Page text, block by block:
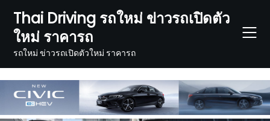
content
Thai Driving รถใหม่ ข่าวรถเปิดตัว
ใหม่ ราคารถ
รถใหม่ ข่าวรถเปิดตัวใหม่ ราคารถ